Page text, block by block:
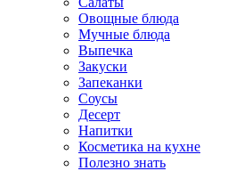
Овощные блюда
Мучные блюда
Выпечка
Закуски
Запеканки
Соусы
Десерт
Напитки
Косметика на кухне
Полезно знать